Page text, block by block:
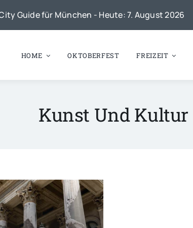
Guide für München - Heute: 7. August 2026
HOME OKTOBERFEST FREIZEIT
Kunst Und Kultur